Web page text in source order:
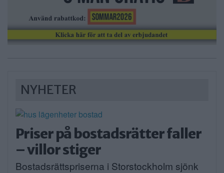
NYHETER
Priser på bostadsrätter faller
– villor stiger
Bostadsrättspriserna i Storstockholm sjönk